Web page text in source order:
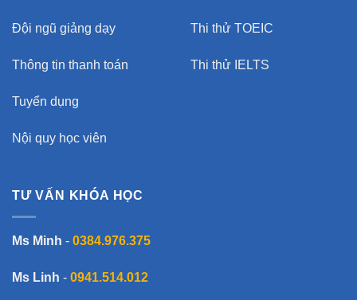
Đội ngũ giảng dạy
Thông tin thanh toán
Tuyển dụng
Nội quy học viên
Thi thử TOEIC
Thi thử IELTS
TƯ VẤN KHÓA HỌC
Ms Minh - 0384.976.375
Ms Linh - 0941.514.012